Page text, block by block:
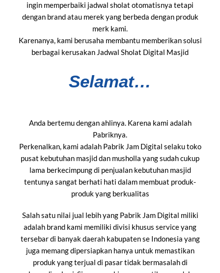
ingin memperbaiki jadwal sholat otomatisnya tetapi
dengan brand atau merek yang berbeda dengan produk
merk kami.
Karenanya, kami berusaha membantu memberikan solusi
berbagai kerusakan Jadwal Sholat Digital Masjid
Selamat…
Anda bertemu dengan ahlinya. Karena kami adalah
Pabriknya.
Perkenalkan, kami adalah Pabrik Jam Digital selaku toko
pusat kebutuhan masjid dan musholla yang sudah cukup
lama berkecimpung di penjualan kebutuhan masjid
tentunya sangat berhati hati dalam membuat produk-
produk yang berkualitas
Salah satu nilai jual lebih yang Pabrik Jam Digital miliki
adalah brand kami memiliki divisi khusus service yang
tersebar di banyak daerah kabupaten se Indonesia yang
juga memang dipersiapkan hanya untuk memastikan
produk yang terjual di pasar tidak bermasalah di